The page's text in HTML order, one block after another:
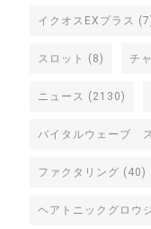
イクオスEXプラス
スロット (8) チ
ニュース (2130)
バイタルウェーブ
ファクタリング (40)
ヘアトニックグロウ